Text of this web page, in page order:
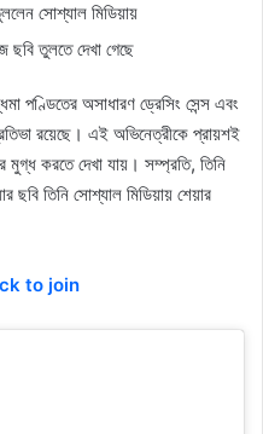
সোশ্যাল মিডিয়ায়
তুলতে দেখা গেছে
পণ্ডিতের অসাধারণ ড্রেসিং সেন্স এবং
রয়েছে। এই অভিনেত্রীকে প্রায়শই
মুগ্ধ করতে দেখা যায়। সম্প্রতি, তিনি
ছবি তিনি সোশ্যাল মিডিয়ায় শেয়ার
to join